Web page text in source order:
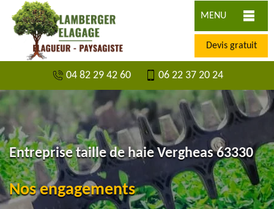
MENU
Devis gratuit
04 82 29 42 60 06 22 37 20 24
Entreprise taille de haie Vergheas 63330
Nos engagements